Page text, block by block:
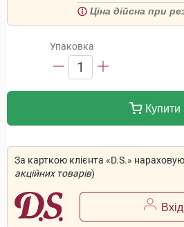
Ціна дійсна при
Упаковка
1
Купити
За карткою клієнта «D.S.»
акційних товарів)